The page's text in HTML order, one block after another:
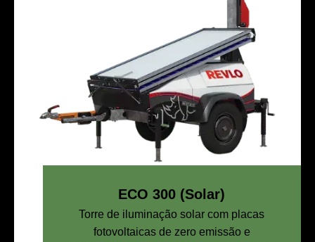
ECO 300 (Solar)
Torre de iluminação solar com placas
fotovoltaicas de zero emissão e